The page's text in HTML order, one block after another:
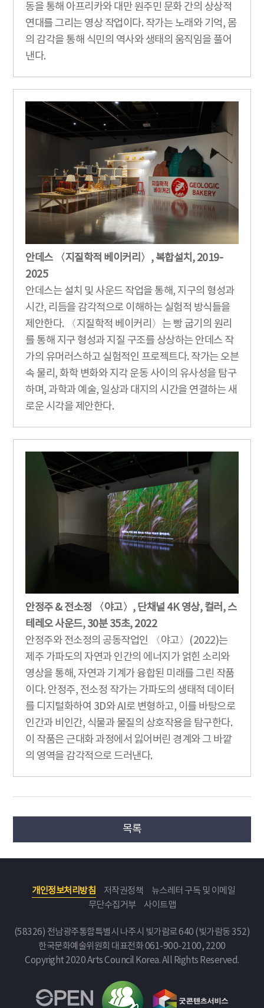
동을 통해 아프리카와 대만 원주민 문화 간의 상상적
연대를 그리는 영상 작업이다. 작가는 노래와 기억, 몸
의 감각을 통해 식민의 역사와 생태의 움직임을 풀어
낸다.
안데스 〈지질학적 베이커리〉, 복합설치, 2019-
2025
안데스는 설치 및 사운드 작업을 통해, 지구의 형성과
시간, 리듬을 감각적으로 이해하는 실험적 방식들을
제안한다. 〈지질학적 베이커리〉는 빵 굽기의 원리
를 통해 지구 형성과 지질 구조를 상상하는 안데스 작
가의 유머러스하고 실험적인 프로젝트다. 작가는 오븐
속 물리, 화학 변화와 지각 운동 사이의 유사성을 탐구
하며, 과학과 예술, 일상과 대지의 시간을 연결하는 새
로운 시각을 제안한다.
안정주 & 전소정 〈야고〉, 단채널 4K 영상, 컬러, 스
테레오 사운드, 30분 35초, 2022
안정주와 전소정의 공동작업인 〈야고〉(2022)는
제주 가파도의 자연과 인간의 에너지가 얽힌 소리와
영상을 통해, 자연과 기계가 융합된 미래를 그린 작품
이다. 안정주, 전소정 작가는 가파도의 생태적 데이터
를 디지털화하여 3D와 AI로 변형하고, 이를 바탕으로
인간과 비인간, 식물과 물질의 상호작용을 탐구한다.
이 작품은 근대화 과정에서 잃어버린 경계와 그 바깥
의 영역을 감각적으로 드러낸다.
목록
개인정보처리방침 저작권정책
뉴스레터 구독 및 이메일
무단수집거부
사이트맵
(58326) 전남광주통합특별시 나주시 빛가람로 640 (빛가람동 352)
한국문화예술위원회 대표전화 061-900-2100, 2200
Copyright 2020 Arts Council Korea. All Rights Reserved.